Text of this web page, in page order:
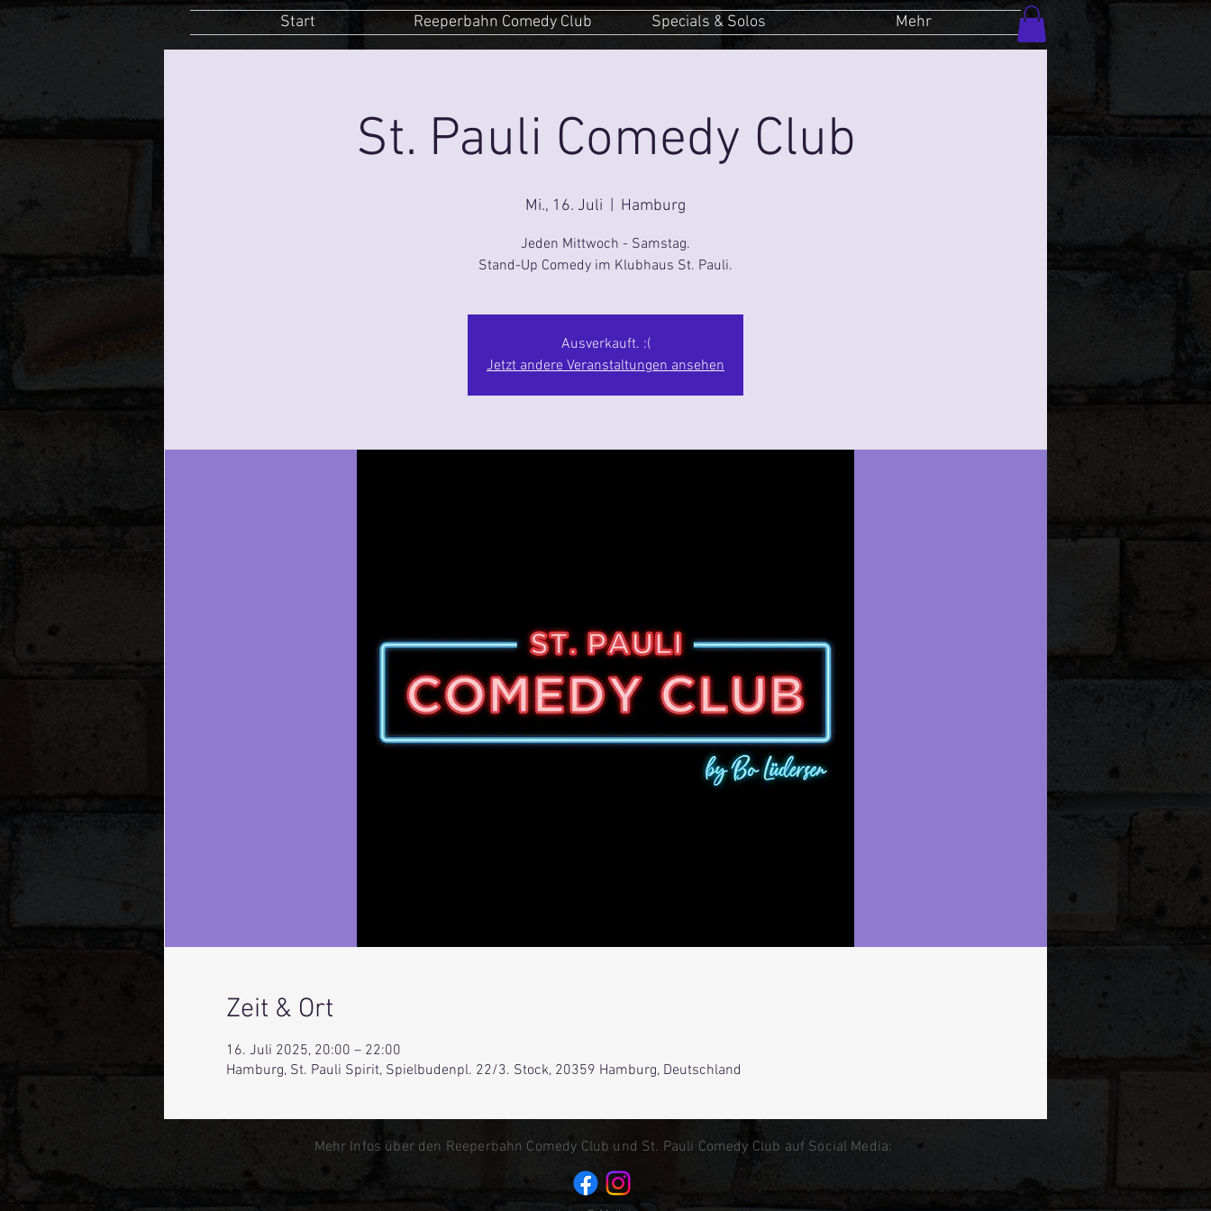
Start Reeperbahn Comedy Club Specials & Solos Mehr
St. Pauli Comedy Club
Mi., 16. Juli Hamburg
Jeden Mittwoch - Samstag.
Stand-Up Comedy im Klubhaus St. Pauli.
Ausverkauft. :(
Jetzt andere Veranstaltungen ansehen
Zeit & Ort
16. Juli 2025, 20:00 – 22:00
Hamburg, St. Pauli Spirit, Spielbudenpl. 22/3. Stock, 20359 Hamburg, Deutschland
Mehr Infos über den Reeperbahn Comedy Club und St. Pauli Comedy Club auf Social Media: